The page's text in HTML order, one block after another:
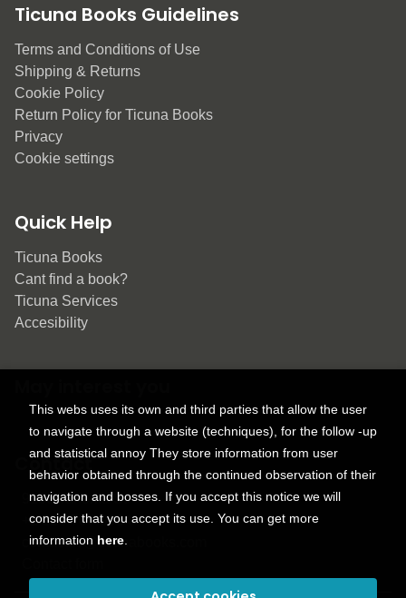
Ticuna Books Guidelines
Terms and Conditions of Use
Shipping & Returns
Cookie Policy
Return Policy for Ticuna Books
Privacy
Cookie settings
Quick Help
Ticuna Books
Cant find a book?
Ticuna Services
Accesibility
Contact
9150 Tahoma St.
+1 614-707-9934
contactus@ticunabooks.com
This webs uses its own and third parties that allow the user
to navigate through a website (techniques), for the follow -up
and statistical annoy They store information from user
behavior obtained through the continued observation of their
navigation and bosses. If you accept this notice we will
consider that you accept its use. You can get more
information here